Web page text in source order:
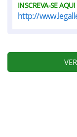
INSCREVA-SE AQUI
http://